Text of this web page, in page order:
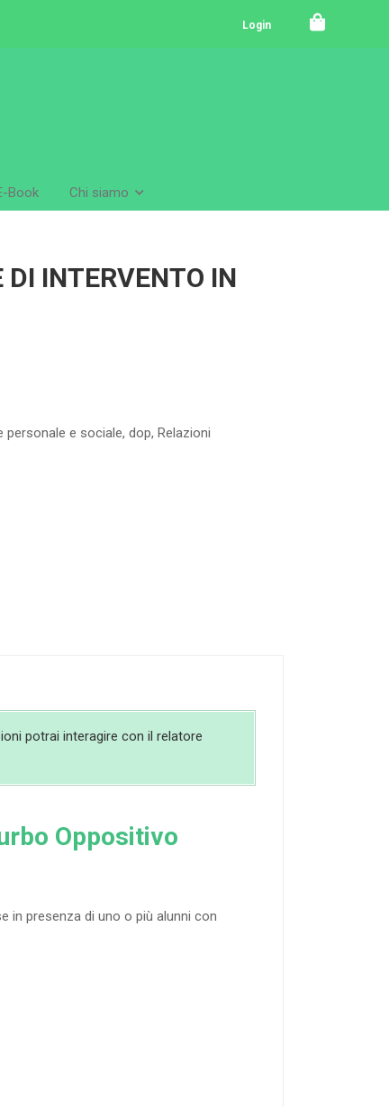
Login
Book Chi siamo
DI INTERVENTO IN
personale e sociale, dop, Relazioni
potrai interagire con il relatore
Oppositivo
in presenza di uno o più alunni con